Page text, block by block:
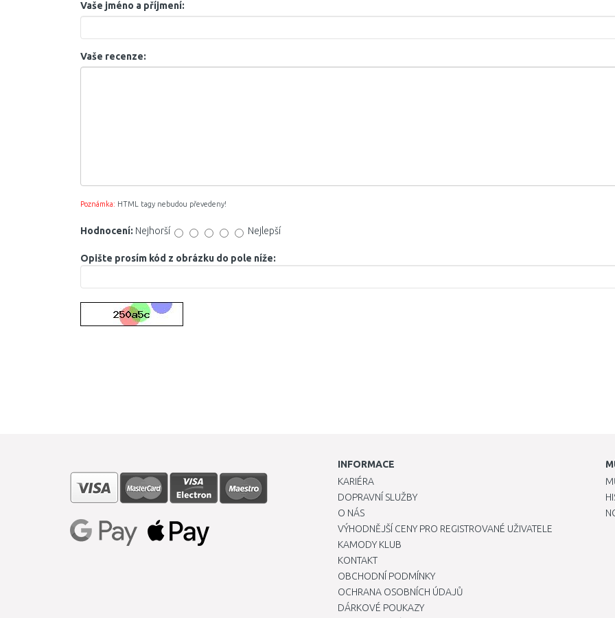
Vaše jméno a příjmení:
Vaše recenze:
Poznámka: HTML tagy nebudou převedeny!
Hodnocení: Nejhorší Nejlepší
Opište prosím kód z obrázku do pole níže:
INFORMACE
KARIÉRA
DOPRAVNÍ SLUŽBY
O NÁS
VÝHODNĚJŠÍ CENY PRO REGISTROVANÉ UŽIVATELE
KAMODY KLUB
KONTAKT
OBCHODNÍ PODMÍNKY
OCHRANA OSOBNÍCH ÚDAJŮ
DÁRKOVÉ POUKAZY